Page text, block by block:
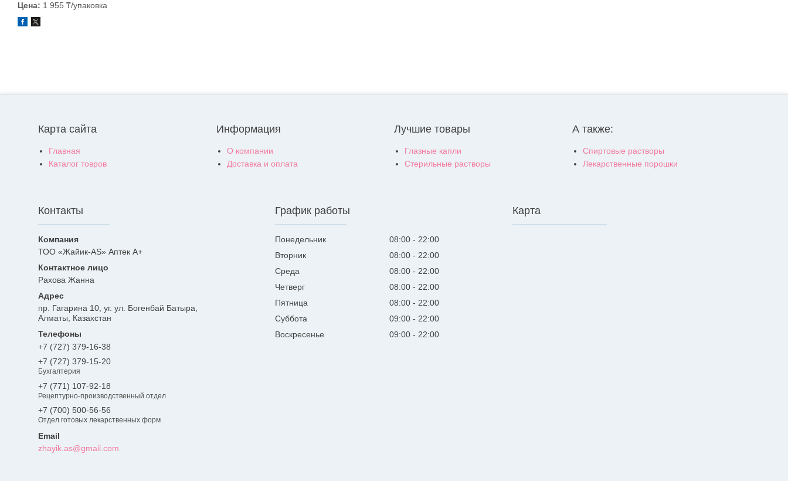
Цена: 1 955 ₸/упаковка
Карта сайта
Главная
Каталог товров
Информация
О компании
Доставка и оплата
Лучшие товары
Глазные капли
Стерильные растворы
А также:
Спиртовые растворы
Лекарственные порошки
Контакты
ТОО «Жайик-AS» Аптек А+
Рахова Жанна
пр. Гагарина 10, уг. ул. Богенбай Батыра,
Алматы, Казахстан
+7 (727) 379-16-38
+7 (727) 379-15-20
Бухгалтерия
+7 (771) 107-92-18
Рецептурно-производственный отдел
+7 (700) 500-56-56
Отдел готовых лекарственных форм
zhayik.as@gmail.com
График работы
Понедельник 08:00
22:00
Вторник
08:00
22:00
Среда
08:00
22:00
Четверг
08:00
22:00
Пятница
08:00
22:00
Суббота
09:00
22:00
Воскресенье
09:00 22:00
Карта